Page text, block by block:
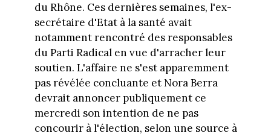
du Rhône. Ces dernières semaines, l'ex-
secrétaire d'Etat à la santé avait
notamment rencontré des responsables
du Parti Radical en vue d'arracher leur
soutien. L'affaire ne s'est apparemment
pas révélée concluante et Nora Berra
devrait annoncer publiquement ce
mercredi son intention de ne pas
concourir à l'élection, selon une source à